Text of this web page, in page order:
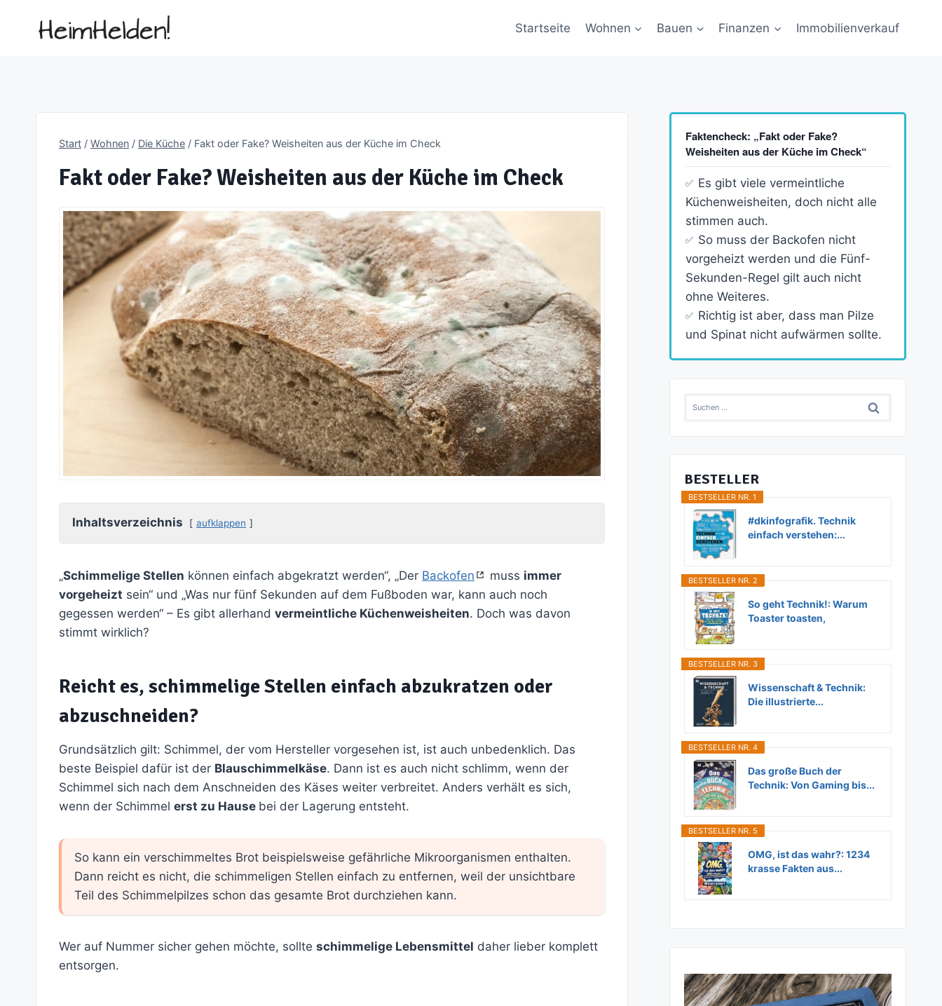
Startseite Wohnen Bauen Finanzen Immobilienverkauf
Start / Wohnen / Die Küche / Fakt oder Fake? Weisheiten aus der Küche im Check
Fakt oder Fake? Weisheiten aus der Küche im Check
Inhaltsverzeichnis aufklappen
„Schimmelige Stellen können einfach abgekratzt werden“, „Der Backofen muss immer
vorgeheizt sein“ und „Was nur fünf Sekunden auf dem Fußboden war, kann auch noch
gegessen werden“ – Es gibt allerhand vermeintliche Küchenweisheiten. Doch was davon
stimmt wirklich?
Reicht es, schimmelige Stellen einfach abzukratzen oder
abzuschneiden?
Grundsätzlich gilt: Schimmel, der vom Hersteller vorgesehen ist, ist auch unbedenklich. Das
beste Beispiel dafür ist der Blauschimmelkäse. Dann ist es auch nicht schlimm, wenn der
Schimmel sich nach dem Anschneiden des Käses weiter verbreitet. Anders verhält es sich,
wenn der Schimmel erst zu Hause bei der Lagerung entsteht.
So kann ein verschimmeltes Brot beispielsweise gefährliche Mikroorganismen enthalten.
Dann reicht es nicht, die schimmeligen Stellen einfach zu entfernen, weil der unsichtbare
Teil des Schimmelpilzes schon das gesamte Brot durchziehen kann.
Wer auf Nummer sicher gehen möchte, sollte schimmelige Lebensmittel daher lieber komplett
entsorgen.
Faktencheck: „Fakt oder Fake?
Weisheiten aus der Küche im Check“
Es gibt viele vermeintliche
Küchenweisheiten, doch nicht alle
stimmen auch.
So muss der Backofen nicht
vorgeheizt werden und die Fünf-
Sekunden-Regel gilt auch nicht
ohne Weiteres.
Richtig ist aber, dass man Pilze
und Spinat nicht aufwärmen sollte.
Suchen
BESTELLER
BESTSELLER NR. 1
#dkinfografik. Technik
einfach verstehen:...
BESTSELLER NR. 2
So geht Technik!: Warum
Toaster toasten,
BESTSELLER NR. 3
Wissenschaft & Technik:
Die illustrierte...
BESTSELLER NR. 4
Das große Buch der
Technik: Von Gaming bis...
BESTSELLER NR. 5
OMG, ist das wahr?: 1234
krasse Fakten aus...